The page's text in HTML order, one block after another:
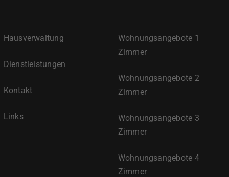
Hausverwaltung
Dienstleistungen
Kontakt
Links
Wohnungsangebote 1
Zimmer
Wohnungsangebote 2
Zimmer
Wohnungsangebote 3
Zimmer
Wohnungsangebote 4
Zimmer